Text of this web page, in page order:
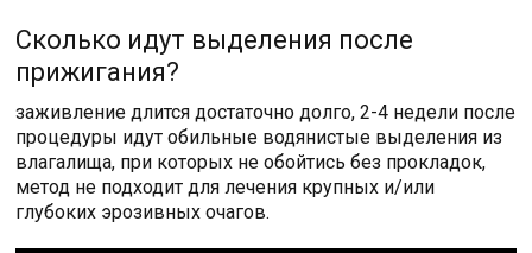
Сколько идут выделения после
прижигания?
заживление длится достаточно долго, 2-4 недели после
процедуры идут обильные водянистые выделения из
влагалища, при которых не обойтись без прокладок,
метод не подходит для лечения крупных и/или
глубоких эрозивных очагов.